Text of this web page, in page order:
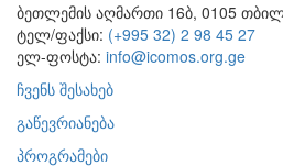
ბეთლემის აღმართი 16ბ, 0105
ტელ/ფაქსი: (+995 32) 2 98 45 27
ელ-ფოსტა: info@icomos.org.ge
ჩვენს შესახებ
გაწევრიანება
პროგრამები